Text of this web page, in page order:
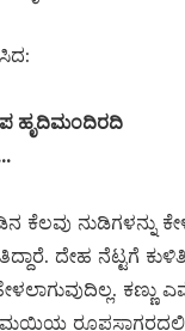
ಹೃದಿಮಂದಿರದಿ
ನುಡಿಗಳನ್ನು
ದೇಹ ನೆಟ್ಟಗೆ